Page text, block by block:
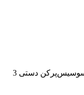
اولین کسی باشید که دیدگاهی می نویسد “سوسیس‌پرکن دستی 3